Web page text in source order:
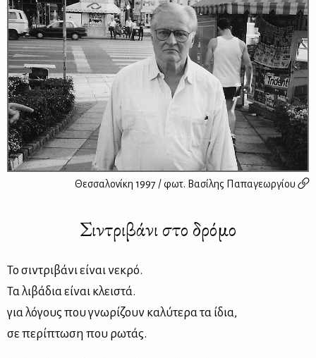
Θεσσαλονίκη 1997 / φωτ. Βασίλης Παπαγεωργίου
Σιντριβάνι στο δρόμο
Το σιντριβάνι είναι νεκρό.
Τα λιβάδια είναι κλειστά.
για λόγους που γνωρίζουν καλύτερα τα ίδια,
σε περίπτωση που ρωτάς.